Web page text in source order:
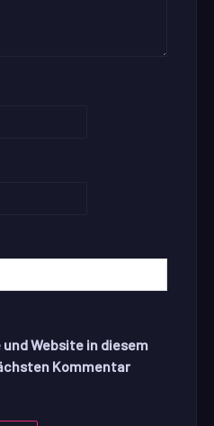
Website in diesem
Kommentar